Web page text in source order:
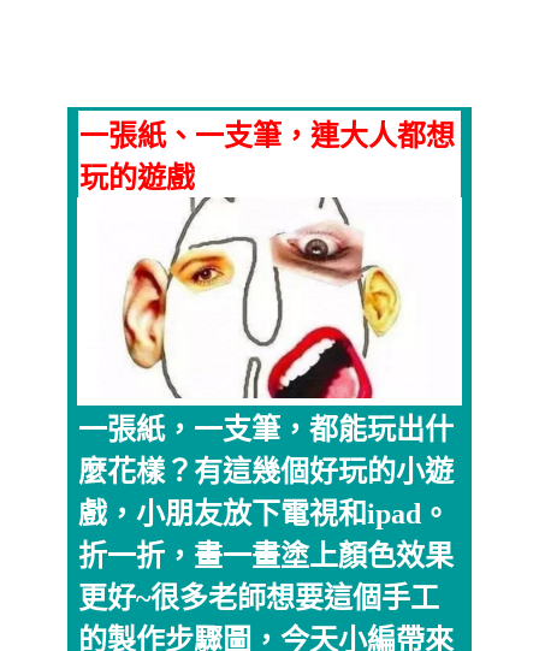
一張紙、一支筆，連大人都想
玩的遊戲
一張紙，一支筆，都能玩出什
麼花樣？有這幾個好玩的小遊
戲，小朋友放下電視和ipad。
折一折，畫一畫塗上顏色效果
更好~很多老師想要這個手工
的製作步驟圖，今天小編帶來